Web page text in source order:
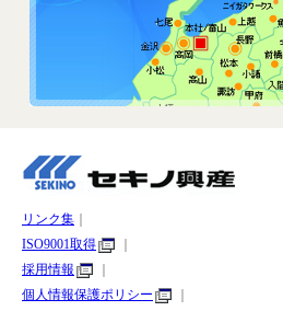
リンク集
ISO9001取得
採用情報
個人情報保護ポリシー